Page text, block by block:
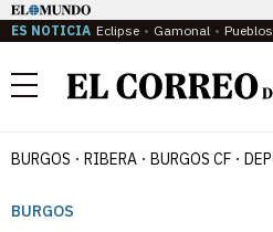
ES NOTICIA Eclipse Gamonal
Menú
BURGOS RIBERA BURGOS CF
BURGOS